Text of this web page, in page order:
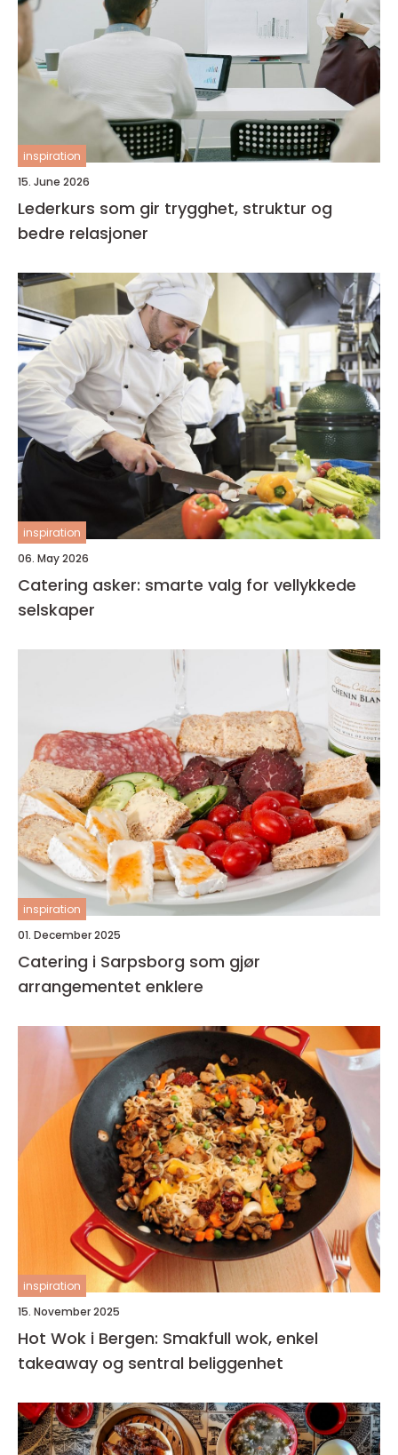
inspiration
15. June 2026
Lederkurs som gir trygghet, struktur og
bedre relasjoner
inspiration
06. May 2026
Catering asker: smarte valg for vellykkede
selskaper
inspiration
01. December 2025
Catering i Sarpsborg som gjør
arrangementet enklere
inspiration
15. November 2025
Hot Wok i Bergen: Smakfull wok, enkel
takeaway og sentral beliggenhet